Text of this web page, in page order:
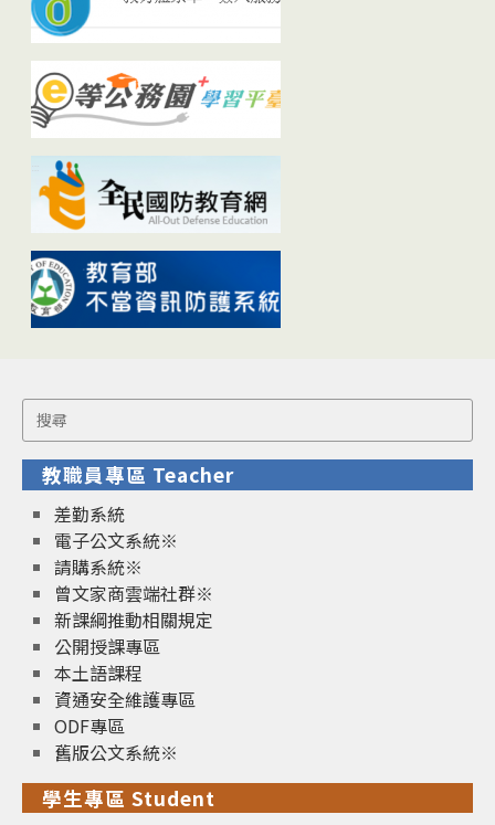
Search
for:
教職員專區 Teacher
差勤系統
電子公文系統※
請購系統※
曾文家商雲端社群※
新課綱推動相關規定
公開授課專區
本土語課程
資通安全維護專區
ODF專區
舊版公文系統※
學生專區 Student